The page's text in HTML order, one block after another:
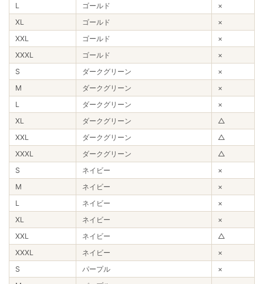
L
ゴールド
×
XL
ゴールド
×
XXL
ゴールド
×
XXXL
ゴールド
×
S
ダークグリーン
×
M
ダークグリーン
×
L
ダークグリーン
×
XL
ダークグリーン
△
XXL
ダークグリーン
△
XXXL
ダークグリーン
△
S
ネイビー
×
M
ネイビー
×
L
ネイビー
×
XL
ネイビー
×
XXL
ネイビー
△
XXXL
ネイビー
×
S
パープル
×